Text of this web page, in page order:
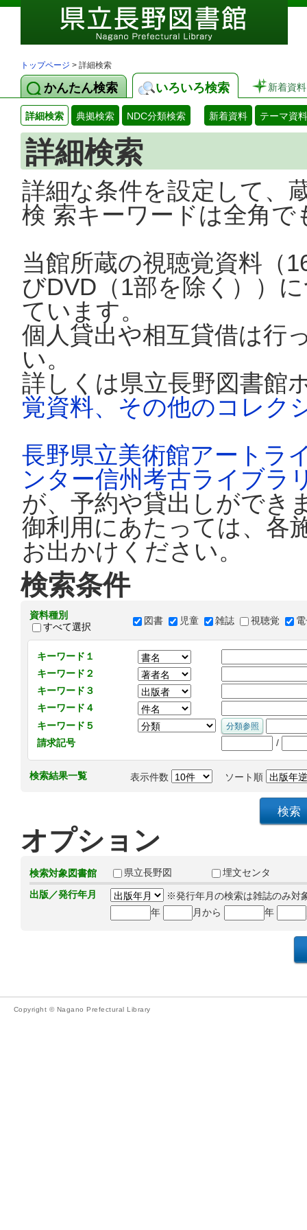
トップページ > 詳細検索
かんたん検索 いろいろ検索 新着資料
詳細検索 典拠検索 NDC分類検索 新着資料 テーマ資料
詳細検索
詳細な条件を設定して、
検 索キーワードは全角
当館所蔵の視聴覚資料（
びDVD（1部を除く））
ています。
個人貸出や相互貸借は行
い。
詳しくは県立長野図書館
覚資料、その他のコレク
長野県立美術館アートラ
ンター信州考古ライブラ
が、予約や貸出しができ
御利用にあたっては、各
お出かけください。
検索条件
資料種別
すべて選択
図書 児童 雑誌 視聴覚
キーワード１
キーワード２
キーワード３
キーワード４
キーワード５
請求記号
/
検索結果一覧 表示件数 ソート順
オプション
検索対象図書館 県立長野図
埋文センタ
出版／発行年月
※発行年月の検索は雑誌のみ対
年
月から 年
Copyright © Nagano Prefectural Library